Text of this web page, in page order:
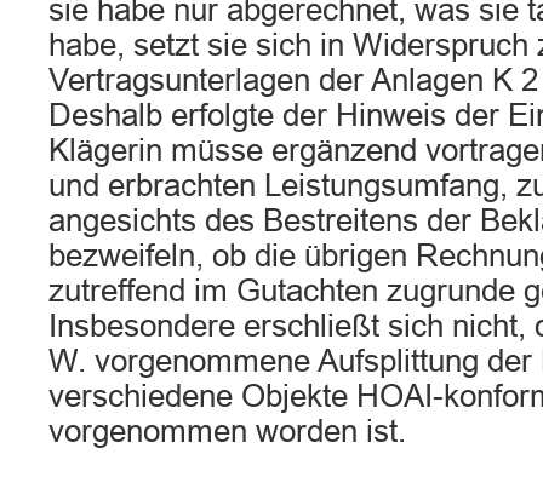
sie habe nur abgerechnet, was sie
habe, setzt sie sich in Widerspruch
Vertragsunterlagen der Anlagen K
Deshalb erfolgte der Hinweis der
Klägerin müsse ergänzend
und erbrachten Leistungsumfang,
angesichts des Bestreitens der
bezweifeln, ob die übrigen
zutreffend im Gutachten zugrunde
Insbesondere erschließt sich nicht,
W. vorgenommene Aufsplittung der
verschiedene Objekte HOAI-
vorgenommen worden ist.